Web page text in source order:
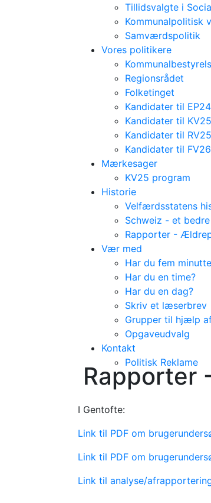
Tillidsvalgte i
Kommunalpolitisk
Samværdspolitik
Vores politikere
Regionsrådet
Folketinget
Kandidater til EP24
Kandidater til KV25
Kandidater til RV25
Kandidater til FV26
Mærkesager
KV25 program
Historie
Velfærdsstatens
Schweiz - et
Rapporter -
Vær med
Har du fem
Har du en time?
Har du en dag?
Skriv et læserbrev
Grupper til hjælp
Opgaveudvalg
Kontakt
Politisk Reklame
Rapporter
I Gentofte:
Link til PDF om
Link til PDF om
Link til analyse/